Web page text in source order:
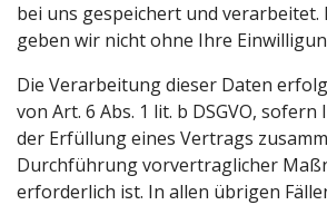
bei uns gespeichert und verarbeitet.
geben wir nicht ohne Ihre
Die Verarbeitung dieser Daten
von Art. 6 Abs. 1 lit. b DSGVO,
der Erfüllung eines Vertrags
Durchführung vorvertraglicher
erforderlich ist. In allen übrigen